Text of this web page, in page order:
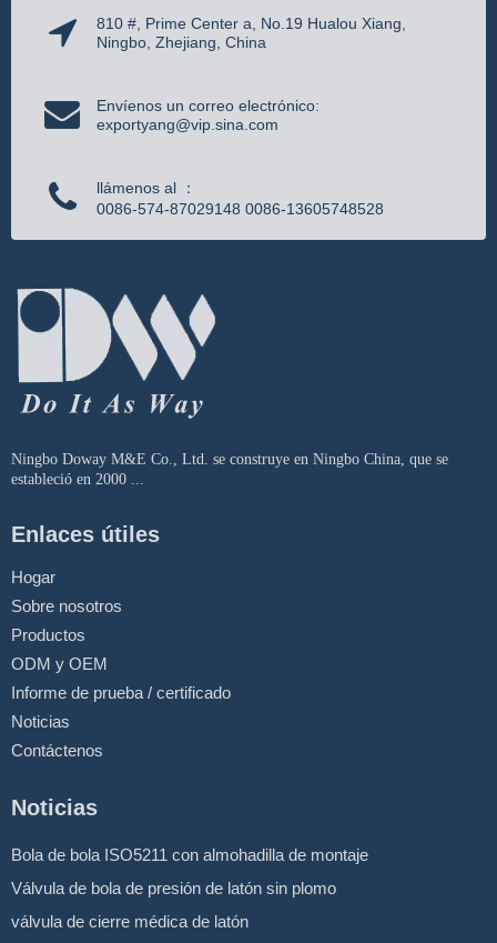
810 #, Prime Center a, No.19 Hualou Xiang,
Ningbo, Zhejiang, China
Envíenos un correo electrónico:
exportyang@vip.sina.com
llámenos al ：
0086-574-87029148 0086-13605748528
Ningbo Doway M&E Co., Ltd. se construye en Ningbo China, que se
estableció en 2000 ...
Enlaces útiles
Hogar
Sobre nosotros
Productos
ODM y OEM
Informe de prueba / certificado
Noticias
Contáctenos
Noticias
Bola de bola ISO5211 con almohadilla de montaje
Válvula de bola de presión de latón sin plomo
válvula de cierre médica de latón